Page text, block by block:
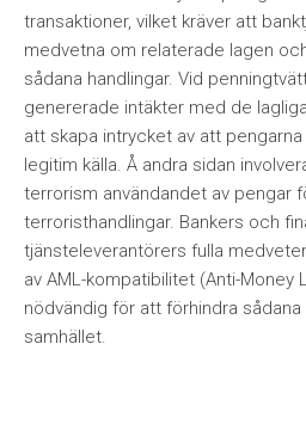
transaktioner, vilket kräver att
medvetna om relaterade lagen
sådana handlingar. Vid
genererade intäkter med de
att skapa intrycket av att
legitim källa. Å andra sidan
terrorism användandet av pengar
terroristhandlingar. Bankers och
tjänsteleverantörers fulla
av AML-kompatibilitet (Anti-Money
nödvändig för att förhindra
samhället.